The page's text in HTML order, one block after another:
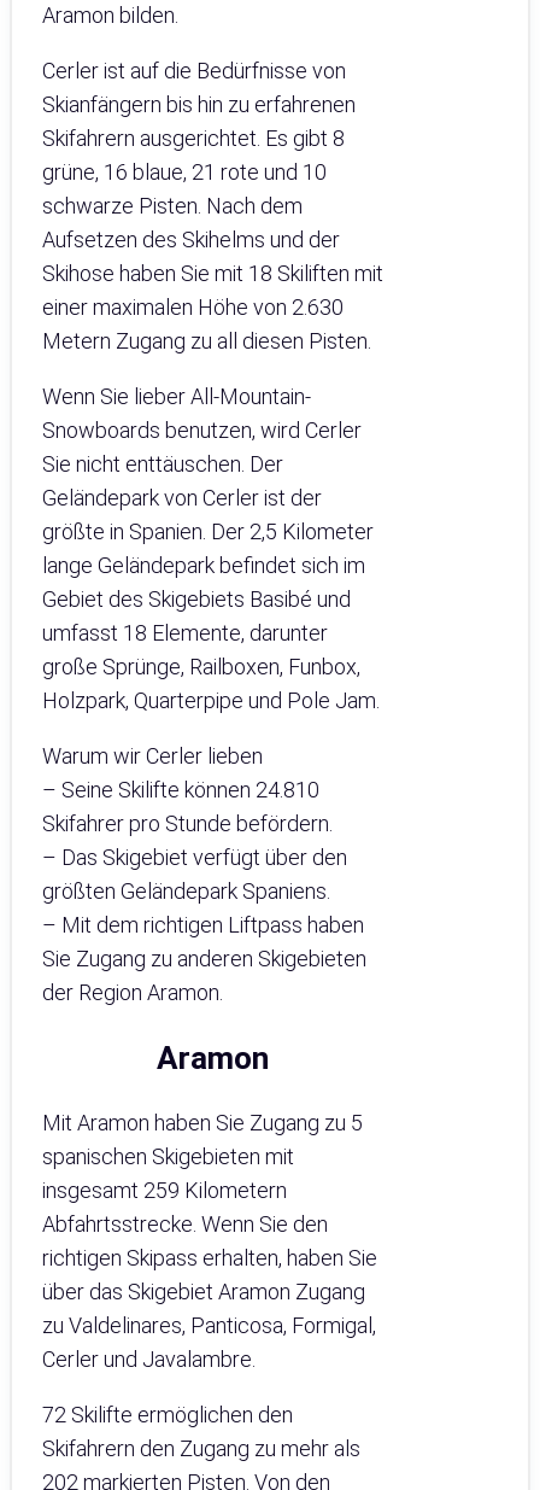
Aramon bilden.
Cerler ist auf die Bedürfnisse von
Skianfängern bis hin zu erfahrenen
Skifahrern ausgerichtet. Es gibt 8
grüne, 16 blaue, 21 rote und 10
schwarze Pisten. Nach dem
Aufsetzen des Skihelms und der
Skihose haben Sie mit 18 Skiliften mit
einer maximalen Höhe von 2.630
Metern Zugang zu all diesen Pisten.
Wenn Sie lieber All-Mountain-
Snowboards benutzen, wird Cerler
Sie nicht enttäuschen. Der
Geländepark von Cerler ist der
größte in Spanien. Der 2,5 Kilometer
lange Geländepark befindet sich im
Gebiet des Skigebiets Basibé und
umfasst 18 Elemente, darunter
große Sprünge, Railboxen, Funbox,
Holzpark, Quarterpipe und Pole Jam.
Warum wir Cerler lieben
– Seine Skilifte können 24.810
Skifahrer pro Stunde befördern.
– Das Skigebiet verfügt über den
größten Geländepark Spaniens.
– Mit dem richtigen Liftpass haben
Sie Zugang zu anderen Skigebieten
der Region Aramon.
Aramon
Mit Aramon haben Sie Zugang zu 5
spanischen Skigebieten mit
insgesamt 259 Kilometern
Abfahrtsstrecke. Wenn Sie den
richtigen Skipass erhalten, haben Sie
über das Skigebiet Aramon Zugang
zu Valdelinares, Panticosa, Formigal,
Cerler und Javalambre.
72 Skilifte ermöglichen den
Skifahrern den Zugang zu mehr als
202 markierten Pisten. Von den